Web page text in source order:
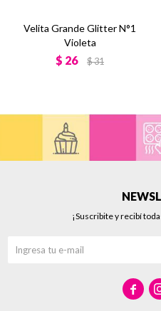
Velita Grande Glitter N°1
Violeta
$ 26 $31
¡Suscribite y recibí
